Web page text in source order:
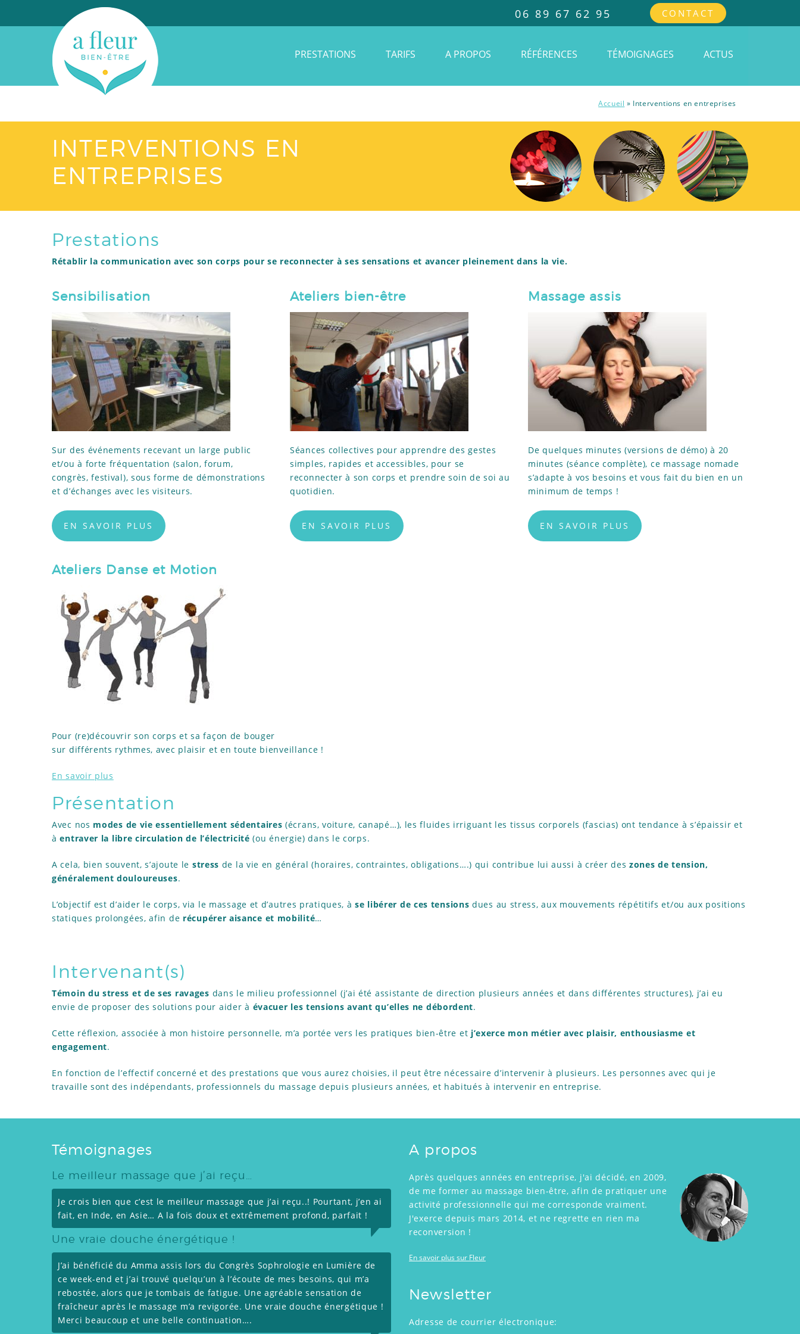
CONTACT
06 89 67 62 95
PRESTATIONS TARIFS A PROPOS RÉFÉRENCES TÉMOIGNAGES ACTUS
Accueil » Interventions en entreprises
INTERVENTIONS EN
ENTREPRISES
Prestations
Rétablir la communication avec son corps pour se reconnecter à ses sensations et avancer pleinement dans la vie.
Sensibilisation
Sur des événements recevant un large public
et/ou à forte fréquentation (salon, forum,
congrès, festival), sous forme de démonstrations
et d’échanges avec les visiteurs.
EN SAVOIR PLUS
Ateliers bien-être
Séances collectives pour apprendre des gestes
simples, rapides et accessibles, pour se
reconnecter à son corps et prendre soin de soi au
quotidien.
EN SAVOIR PLUS
Massage assis
De quelques minutes (versions de démo) à 20
minutes (séance complète), ce massage nomade
s’adapte à vos besoins et vous fait du bien en un
minimum de temps !
EN SAVOIR PLUS
Ateliers Danse et Motion
Pour (re)découvrir son corps et sa façon de bouger
sur différents rythmes, avec plaisir et en toute bienveillance !
En savoir plus
Présentation
Avec nos modes de vie essentiellement sédentaires (écrans, voiture, canapé…), les fluides irriguant les tissus corporels (fascias) ont tendance à s’épaissir et
àentraver la libre circulation de l’électricité (ou énergie) dans le corps.
A cela, bien souvent, s’ajoute le stress de la vie en général (horaires, contraintes, obligations….) qui contribue lui aussi à créer des zones de tension,
généralement douloureuses.
L’objectif est d’aider le corps, via le massage et d’autres pratiques, à se libérer de ces tensions dues au stress, aux mouvements répétitifs et/ou aux positions
statiques prolongées, afin de récupérer aisance et mobilité…
Intervenant(s)
Témoin du stress et de ses ravages dans le milieu professionnel (j’ai été assistante de direction plusieurs années et dans différentes structures), j’ai eu
envie de proposer des solutions pour aider à évacuer les tensions avant qu’elles ne débordent.
Cette réflexion, associée à mon histoire personnelle, m’a portée vers les pratiques bien-être et j’exerce mon métier avec plaisir, enthousiasme et
engagement.
En fonction de l’effectif concerné et des prestations que vous aurez choisies, il peut être nécessaire d’intervenir à plusieurs. Les personnes avec qui je
travaille sont des indépendants, professionnels du massage depuis plusieurs années, et habitués à intervenir en entreprise.
Témoignages
Le meilleur massage que j’ai reçu…
Je crois bien que c’est le meilleur massage que j’ai reçu..! Pourtant, j’en ai
fait, en Inde, en Asie… A la fois doux et extrêmement profond, parfait !
Une vraie douche énergétique !
J’ai bénéficié du Amma assis lors du Congrès Sophrologie en Lumière de
ce week-end et j’ai trouvé quelqu’un à l’écoute de mes besoins, qui m’a
rebostée, alors que je tombais de fatigue. Une agréable sensation de
fraîcheur après le massage m’a revigorée. Une vraie douche énergétique !
Merci beaucoup et une belle continuation….
A propos
Après quelques années en entreprise, j'ai décidé, en 2009,
de me former au massage bien-être, afin de pratiquer une
activité professionnelle qui me corresponde vraiment.
J'exerce depuis mars 2014, et ne regrette en rien ma
reconversion !
En savoir plus sur Fleur
Newsletter
Adresse de courrier électronique: